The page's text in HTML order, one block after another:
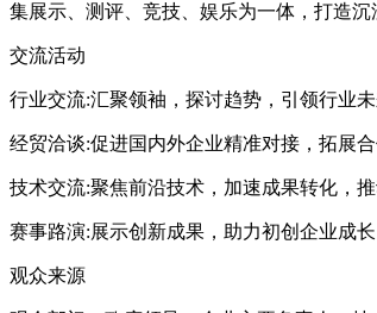
集展示、测评、竞技、娱乐为一体，打造
交流活动
行业交流:汇聚领袖，探讨趋势，引领行业
经贸洽谈:促进国内外企业精准对接，拓展
技术交流:聚焦前沿技术，加速成果转化，
赛事路演:展示创新成果，助力初创企业成
观众来源